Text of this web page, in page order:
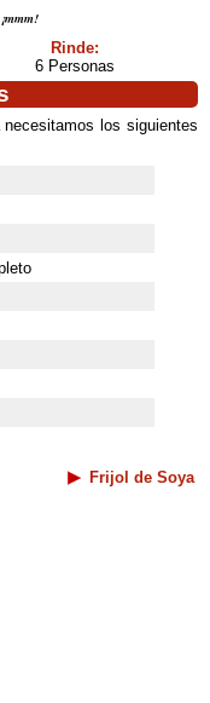
Rinde:
6 Personas
necesitamos los siguientes
Frijol de Soya